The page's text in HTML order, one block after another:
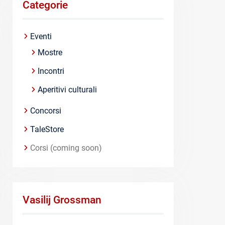
Categorie
Eventi
Mostre
Incontri
Aperitivi culturali
Concorsi
TaleStore
Corsi (coming soon)
Vasilij Grossman